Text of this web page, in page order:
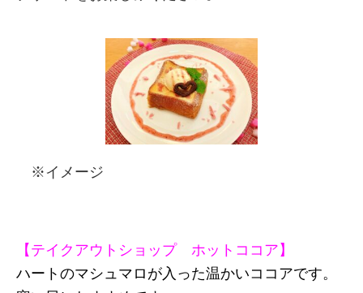
※イメージ
【テイクアウトショップ ホットココア】
ハートのマシュマロが入った温かいココアです。